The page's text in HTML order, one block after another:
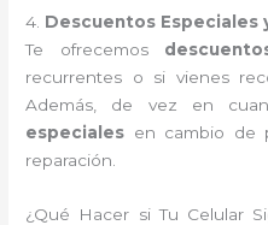
4. Descuentos Especiales
Te ofrecemos
recurrentes o si vienes
Además, de vez en
especiales en cambio de
reparación.
¿Qué Hacer si Tu Celular